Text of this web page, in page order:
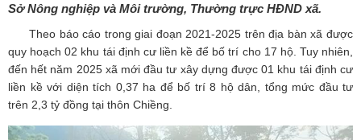
Sở Nông nghiệp và Môi trường, Thường trực HĐND xã.
Theo báo cáo trong giai đoạn 2021-2025 trên địa bàn xã được
quy hoạch 02 khu tái định cư liền kề để bố trí cho 17 hộ. Tuy nhiên,
đến hết năm 2025 xã mới đầu tư xây dựng được 01 khu tái định cư
liền kề với diện tích 0,37 ha để bố trí 8 hộ dân, tổng mức đầu tư
trên 2,3 tỷ đồng tại thôn Chiềng.